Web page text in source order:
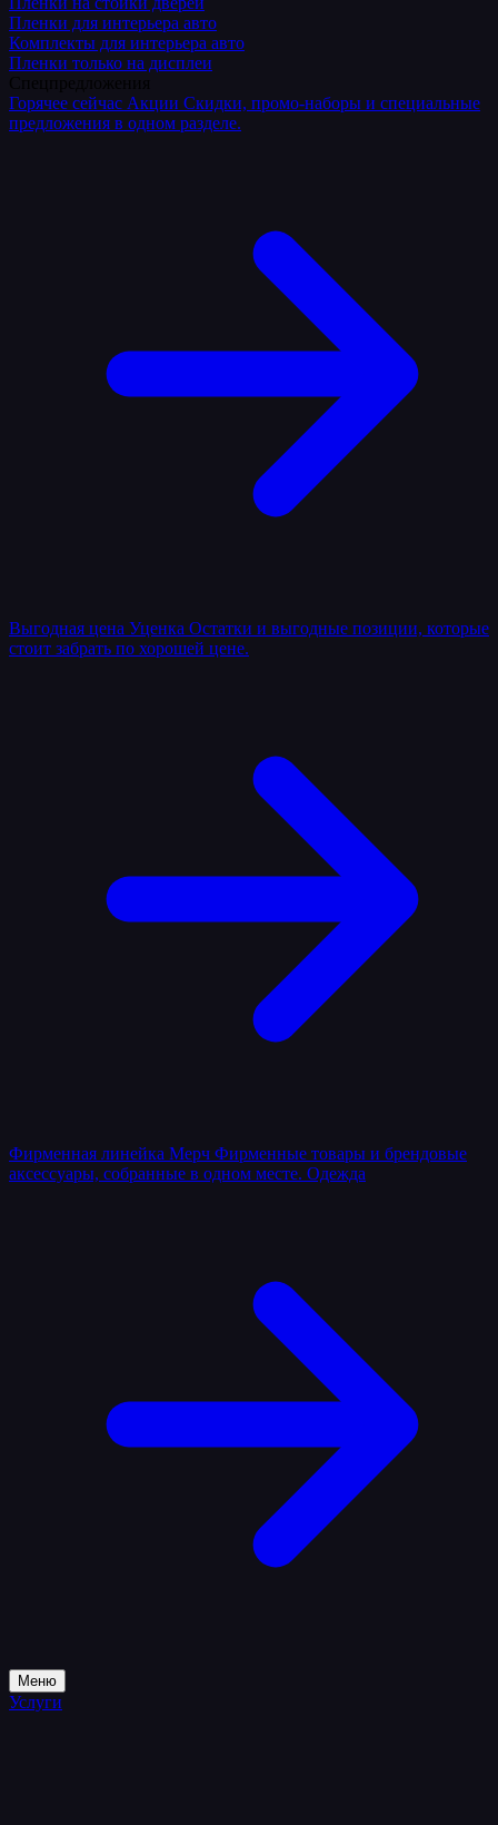
Пленки для интерьера авто
Комплекты для интерьера авто
Пленки только на дисплеи
Горячее сейчас Акции Скидки, промо-наборы и специальные
предложения в одном разделе.
Выгодная цена Уценка Остатки и выгодные позиции, которые
стоит забрать по хорошей цене.
Фирменная линейка Мерч Фирменные товары и брендовые
аксессуары, собранные в одном месте. Одежда
Меню
Услуги